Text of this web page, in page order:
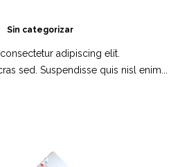
Sin categorizar
adipiscing elit.
sed. Suspendisse quis nisl enim...